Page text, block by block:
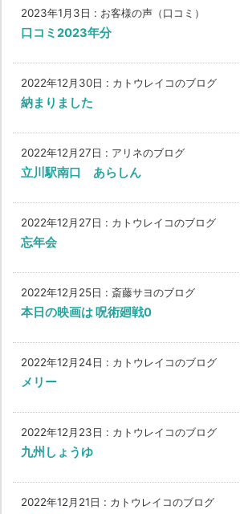
2023年1月3日 : お客様の声（口コミ）
口コミ2023年分
2022年12月30日 : カトウレイコのブログ
納まりました
2022年12月27日 : アリネのブログ
立川駅南口 あらしん
2022年12月27日 : カトウレイコのブログ
忘年会
2022年12月25日 : 斎藤サヨのブログ
本日の映画は 呪術廻戦0
2022年12月24日 : カトウレイコのブログ
メリー
2022年12月23日 : カトウレイコのブログ
九州しょうゆ
2022年12月21日 : カトウレイコのブログ